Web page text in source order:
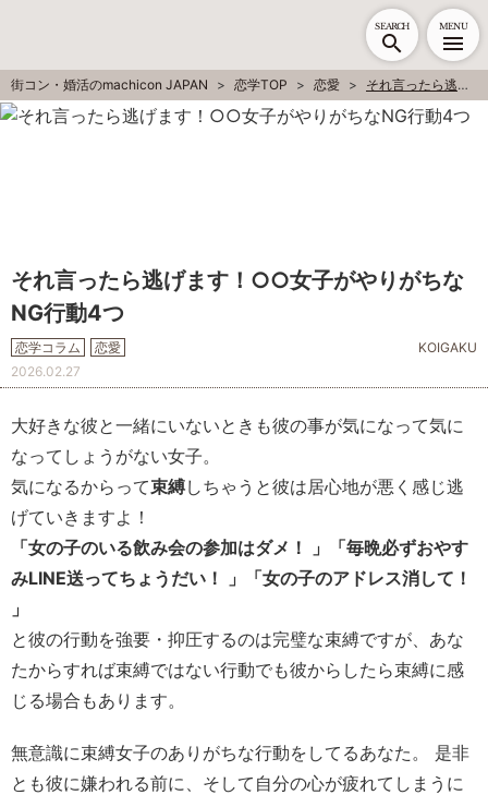
SEARCH MENU
街コン・婚活のmachicon JAPAN 恋学TOP 恋愛 それ言ったら逃げます！○○女子がやりがちなNG行動4つ
それ言ったら逃げます！○○女子がやりがちな
NG行動4つ
恋学コラム 恋愛
KOIGAKU
2026.02.27
大好きな彼と一緒にいないときも彼の事が気になって気に
なってしょうがない女子。
気になるからって束縛しちゃうと彼は居心地が悪く感じ逃
げていきますよ！
「女の子のいる飲み会の参加はダメ！ 」「毎晩必ずおやす
みLINE送ってちょうだい！ 」「女の子のアドレス消して！
」
と彼の行動を強要・抑圧するのは完璧な束縛ですが、あな
たからすれば束縛ではない行動でも彼からしたら束縛に感
じる場合もあります。
無意識に束縛女子のありがちな行動をしてるあなた。 是非
とも彼に嫌われる前に、そして自分の心が疲れてしまうに